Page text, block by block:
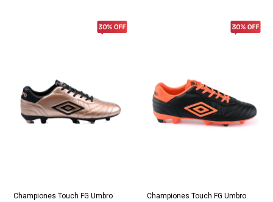
Championes Touch FG Umbro
Championes Touch FG Umbro